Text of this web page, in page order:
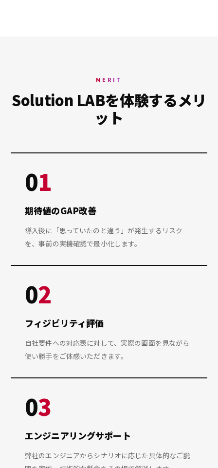
MERIT
Solution LABを体験するメリ
ット
01
期待値のGAP改善
導入後に「思っていたのと違う」が発生するリスク
を、事前の実機確認で最小化します。
02
フィジビリティ評価
自社要件への対応表に対して、実際の画面を見ながら
使い勝手をご体感いただきます。
03
エンジニアリングサポート
弊社のエンジニアからシナリオに応じた具体的なご説